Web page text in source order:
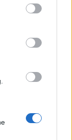
may click to
party tags to
below Google
لقطة مقربة
انقر أو
تحسين
يُعرف القرفة
يجعلها خيارًا